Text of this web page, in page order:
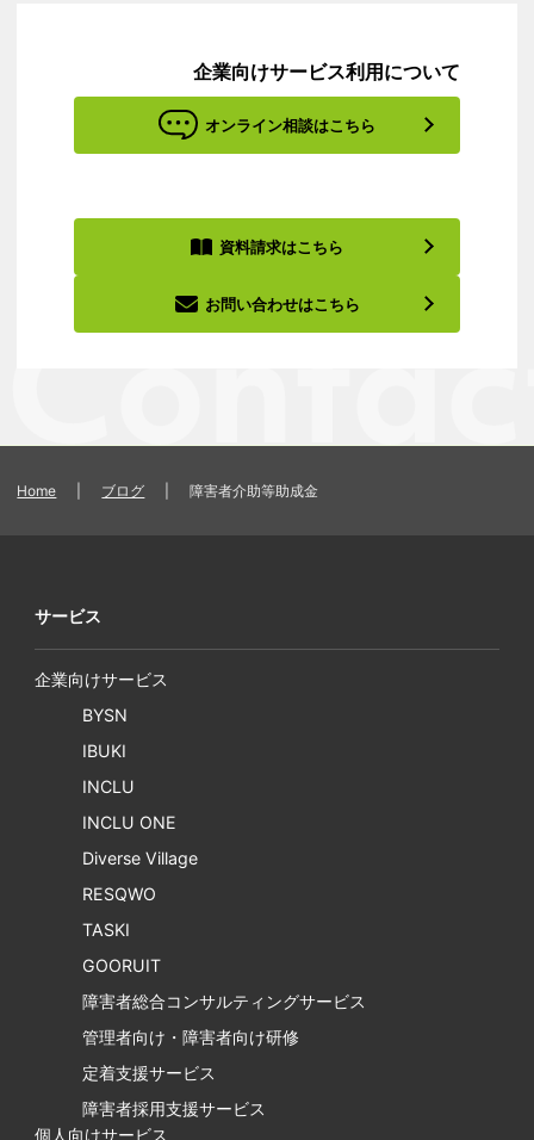
企業向けサービス利用について
オンライン相談はこちら
資料請求はこちら
お問い合わせはこちら
Home ブログ 障害者介助等助成金
サービス
企業向けサービス
BYSN
IBUKI
INCLU
INCLU ONE
Diverse Village
RESQWO
TASKI
GOORUIT
障害者総合コンサルティングサービス
管理者向け・障害者向け研修
定着支援サービス
障害者採用支援サービス
個人向けサービス